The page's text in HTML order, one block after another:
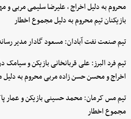
محروم به دلیل اخراج ، علیرضا سلیمی مربی و
بازیکنان تیم محروم به دلیل مجموع اخطار
تیم صنعت نفت آبادان: مسعود گادار مدیر
تیم فرد البرز: علی قربانخانی بازیکن و
اخراج و محسن حسن زاده مربی محروم به
تیم مس کرمان: محمد حسینی بازیکن و عمار
مجموع اخطار